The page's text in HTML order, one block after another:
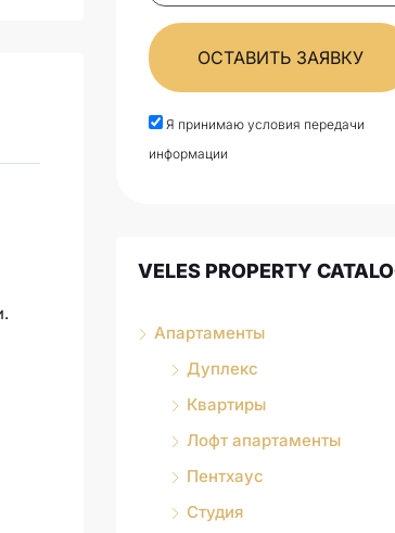
ОСТАВИТЬ ЗАЯВКУ
Я принимаю условия передачи
информации
VELES PROPERTY
Апартаменты
Дуплекс
Квартиры
Лофт апартаменты
Пентхаус
Студия